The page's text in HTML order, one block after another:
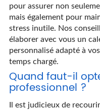
pour assurer non
mais également pour
stress inutile. Nos
élaborer avec vous un
personnalisé adapté à
temps chargé.
Quand faut-il
professionnel ?
Il est judicieux de